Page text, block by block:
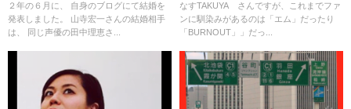
(Twitter・画像)
２年の６月に、 自身のブログにて結婚を
発表しました。 山寺宏一さんの結婚相手
は、 同じ声優の田中理恵さ...
なすTAKUYA∞さんですが、これまでファ
ンに馴染みがあるのは「エム」だったり
「BURNOUT」」だっ...